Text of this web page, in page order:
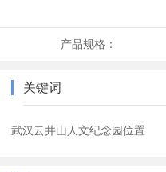
产品规格：
关键词
武汉云井山人文纪念园位置